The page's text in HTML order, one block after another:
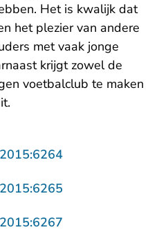
Het is kwalijk dat
het plezier van andere
met vaak jonge
krijgt zowel de
voetbalclub te maken
- U verlaat